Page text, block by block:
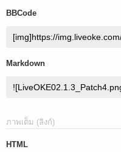
BBCode
Markdown
ภาพเต็ม (ลิงก์)
HTML